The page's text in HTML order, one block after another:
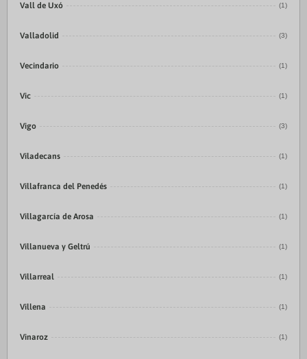
Vall de Uxó (1)
Valladolid (3)
Vecindario (1)
Vic (1)
Vigo (3)
Viladecans (1)
Villafranca del Penedés (1)
Villagarcía de Arosa (1)
Villanueva y Geltrú (1)
Villarreal (1)
Villena (1)
Vinaroz (1)